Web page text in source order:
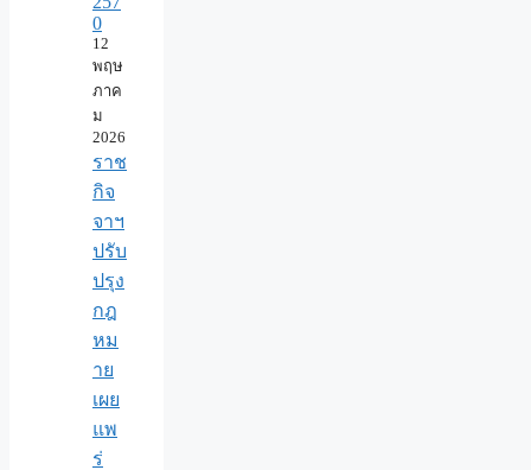
0
12
พฤษ
ภาค
ม
2026
ราช
กิจ
จาฯ
ปรับ
ปรุง
กฎ
หม
าย
เผย
แพ
ร่